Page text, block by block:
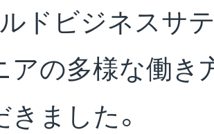
要
ルドビジネスサ
アの多様な働き
ました。